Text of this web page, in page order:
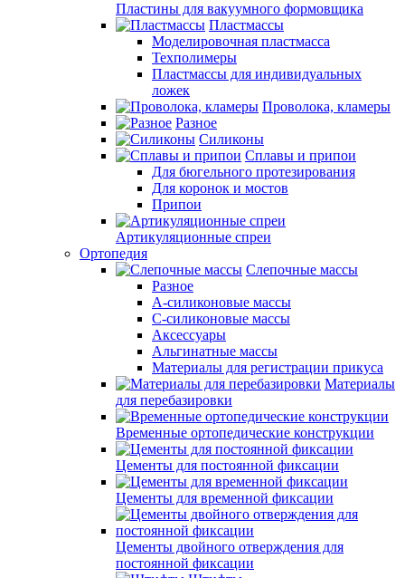
Пластины для вакуумного формовщика
Пластмассы
Моделировочная пластмасса
Техполимеры
Пластмассы для индивидуальных
ложек
Проволока, кламеры
Разное
Силиконы
Сплавы и припои
Для бюгельного протезирования
Для коронок и мостов
Припои
Артикуляционные спреи
Ортопедия
Слепочные массы
Разное
А-силиконовые массы
С-силиконовые массы
Аксессуары
Альгинатные массы
Материалы для регистрации прикуса
Материалы
для перебазировки
Временные ортопедические конструкции
Цементы для постоянной фиксации
Цементы для временной фиксации
Цементы двойного отверждения для
постоянной фиксации